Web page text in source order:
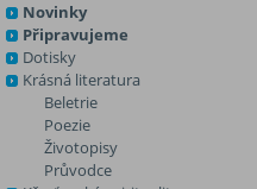
Novinky
Připravujeme
Dotisky
Krásná literatura
Beletrie
Poezie
Životopisy
Průvodce